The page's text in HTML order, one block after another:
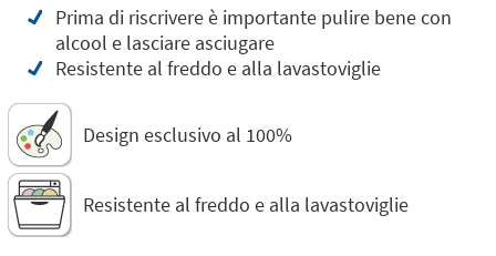
Prima di riscrivere è importante pulire bene con
alcool e lasciare asciugare
Resistente al freddo e alla lavastoviglie
Design esclusivo al 100%
Resistente al freddo e alla lavastoviglie